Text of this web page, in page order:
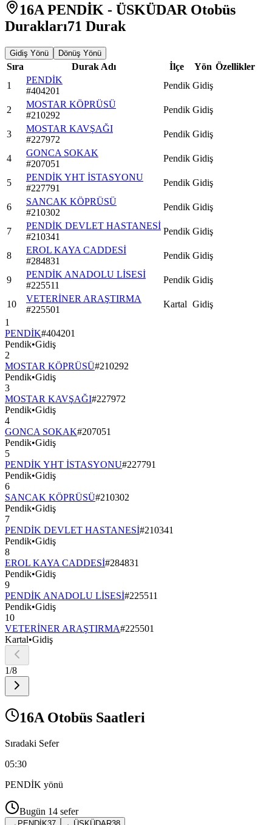
16A PENDİK - ÜSKÜDAR Otobüs
Durakları71 Durak
Gidiş Yönü Dönüş Yönü
Sıra Durak Adı İlçe Yön Özellikler
1
PENDİK
#404201
Pendik Gidiş
2
MOSTAR KÖPRÜSÜ
#210292
Pendik Gidiş
3
MOSTAR KAVŞAĞI
#227972
Pendik Gidiş
4
GONCA SOKAK
#207051
Pendik Gidiş
5
PENDİK YHT İSTASYONU
#227791
Pendik Gidiş
6
SANCAK KÖPRÜSÜ
#210302
Pendik Gidiş
7
PENDİK DEVLET HASTANESİ
#210341
Pendik Gidiş
8
EROL KAYA CADDESİ
#284831
Pendik Gidiş
9
PENDİK ANADOLU LİSESİ
#225511
Pendik Gidiş
10
VETERİNER ARAŞTIRMA
#225501
Kartal Gidiş
1
PENDİK#404201
Pendik•Gidiş
2
MOSTAR KÖPRÜSÜ#210292
Pendik•Gidiş
3
MOSTAR KAVŞAĞI#227972
Pendik•Gidiş
4
GONCA SOKAK#207051
Pendik•Gidiş
5
PENDİK YHT İSTASYONU#227791
Pendik•Gidiş
6
SANCAK KÖPRÜSÜ#210302
Pendik•Gidiş
7
PENDİK DEVLET HASTANESİ#210341
Pendik•Gidiş
8
EROL KAYA CADDESİ#284831
Pendik•Gidiş
9
PENDİK ANADOLU LİSESİ#225511
Pendik•Gidiş
10
VETERİNER ARAŞTIRMA#225501
Kartal•Gidiş
1/8
16A Otobüs Saatleri
Sıradaki Sefer
05:30
PENDİK yönü
Bugün 14 sefer